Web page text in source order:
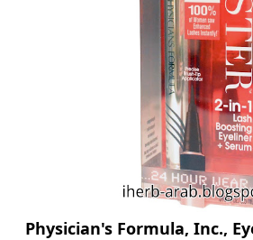
Physician's Formula, Inc.,